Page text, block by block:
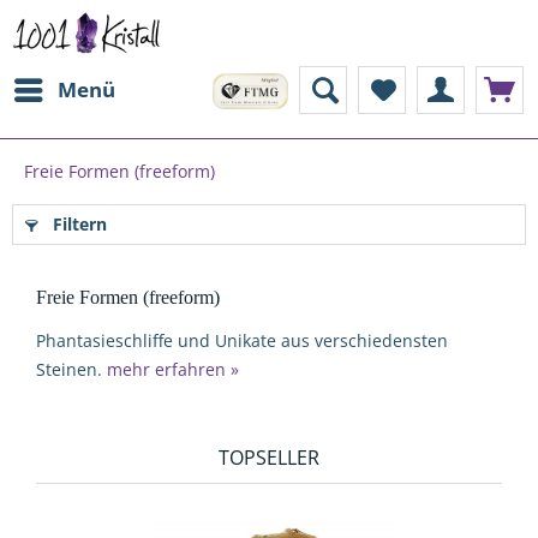
Menü
Freie Formen (freeform)
Filtern
Freie Formen (freeform)
Phantasieschliffe und Unikate aus verschiedensten
Steinen. mehr erfahren »
TOPSELLER